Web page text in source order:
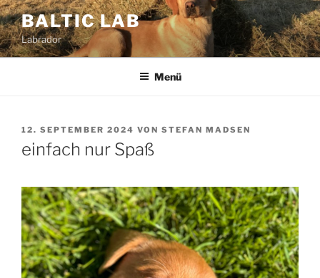
Zum
Inhalt
springen
BALTIC LAB
Labrador
Menü
VERÖFFENTLICHT
AM
12. SEPTEMBER 2024 VON STEFAN MADSEN
einfach nur Spaß